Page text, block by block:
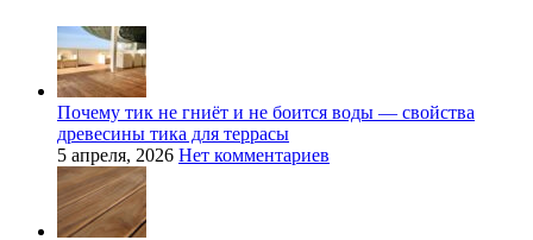
Почему тик не гниёт и не боится воды — свойства
древесины тика для террасы
5 апреля, 2026 Нет комментариев